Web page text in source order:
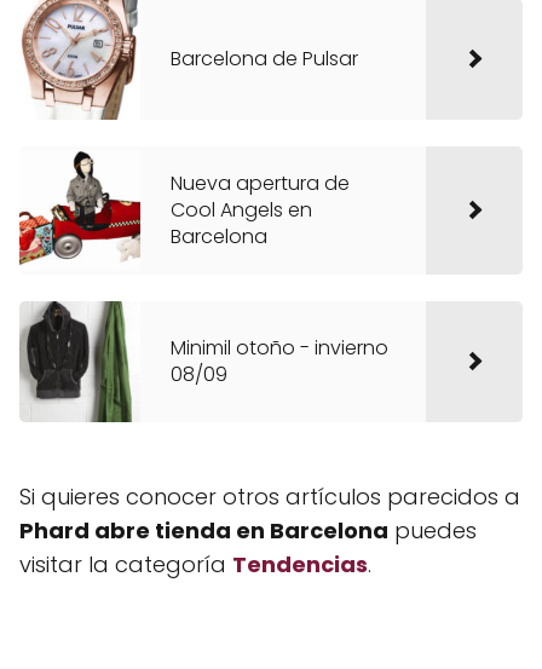
Barcelona de Pulsar
Nueva apertura de
Cool Angels en
Barcelona
Minimil otoño - invierno
08/09
Si quieres conocer otros artículos parecidos a
Phard abre tienda en Barcelona puedes
visitar la categoría Tendencias.